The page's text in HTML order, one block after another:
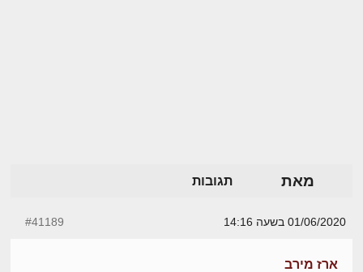
מאת תגובות
01/06/2020 בשעה 14:16 #41189
ארז מירב